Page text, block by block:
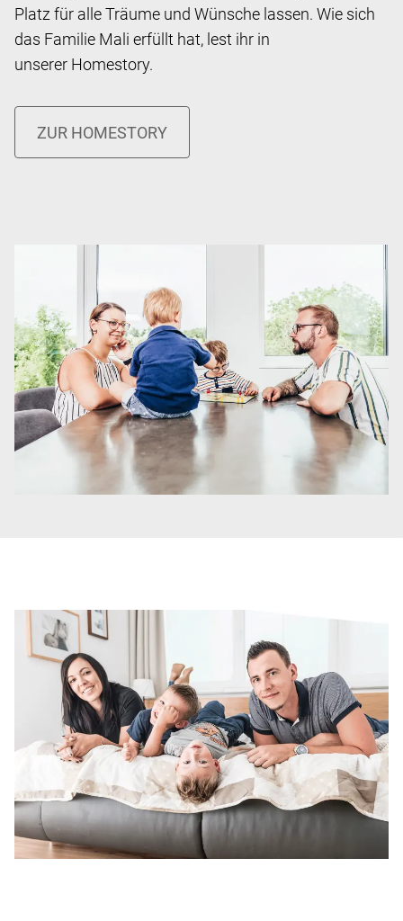
Platz für alle Träume und Wünsche lassen. Wie sich
das Familie Mali erfüllt hat, lest ihr in
unserer Homestory.